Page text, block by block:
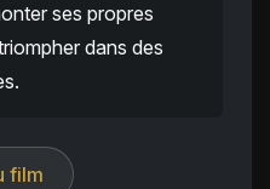
ses propres
dans des
film